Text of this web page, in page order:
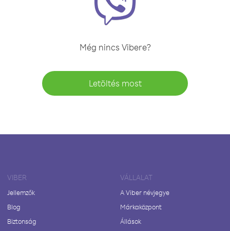
Még nincs Vibere?
Letöltés most
VIBER
Jellemzők
Blog
Biztonság
VÁLLALAT
A Viber névjegye
Márkaközpont
Állások